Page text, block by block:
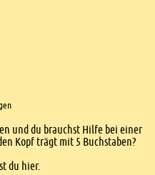
und du brauchst Hilfe bei einer
Kopf trägt mit 5 Buchstaben?
du hier.